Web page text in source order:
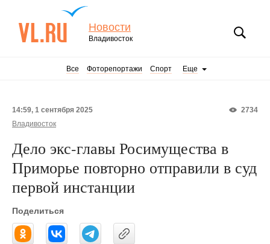
Новости
Владивосток
Все Фоторепортажи Спорт Еще
2734
14:59, 1 сентября 2025
Владивосток
Дело экс-главы Росимущества в
Приморье повторно отправили в суд
первой инстанции
Поделиться